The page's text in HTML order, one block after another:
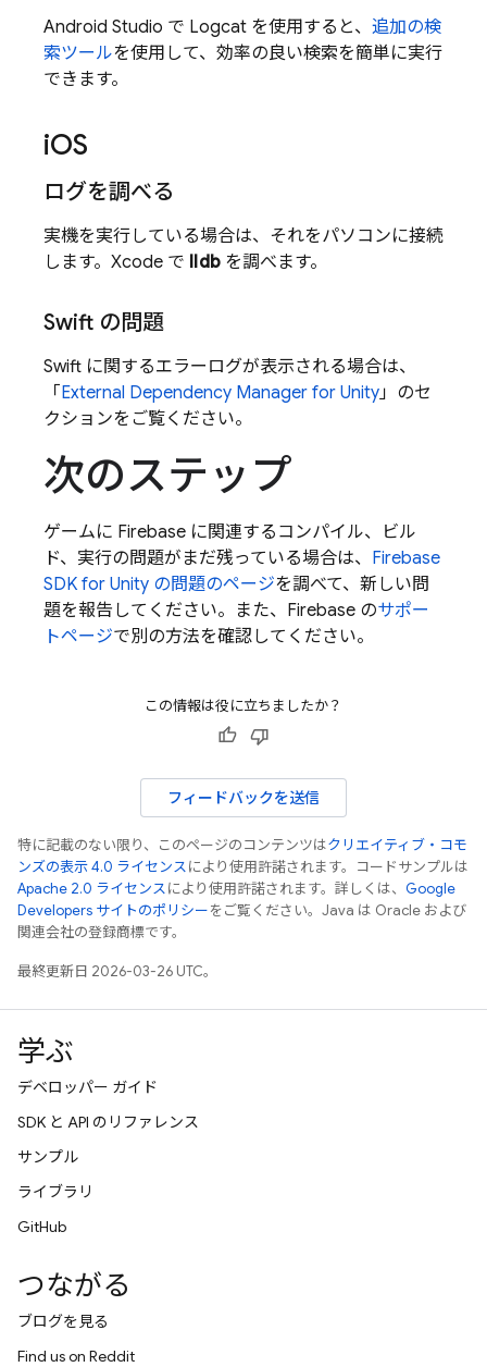
Android Studio で Logcat を使用すると、 追加の検
索ツールを使用して、効率の良い検索を簡単に実行
できます。
iOS
ログを調べる
実機を実行している場合は、それをパソコンに接続
します。Xcode で lldb を調べます。
Swift の問題
Swift に関するエラーログが表示される場合は、
「 External Dependency Manager for Unity」のセ
クションをご覧ください。
次のステップ
ゲームに Firebase に関連するコンパイル、ビル
ド、実行の問題がまだ残っている場合は、 Firebase
SDK for Unity の問題のページを調べて、新しい問
題を報告してください。また、Firebase のサポー
トページで別の方法を確認してください。
この情報は役に立ちましたか？
フィードバックを送信
特に記載のない限り、このページのコンテンツはクリエイティブ・コモ
ンズの表示 4.0 ライセンスにより使用許諾されます。コードサンプルは
Apache 2.0 ライセンスにより使用許諾されます。詳しくは、 Google
Developers サイトのポリシーをご覧ください。Java は Oracle および
関連会社の登録商標です。
最終更新日 2026-03-26 UTC。
学ぶ
デベロッパー ガイド
SDK と API のリファレンス
サンプル
ライブラリ
GitHub
つながる
ブログを見る
Find us on Reddit